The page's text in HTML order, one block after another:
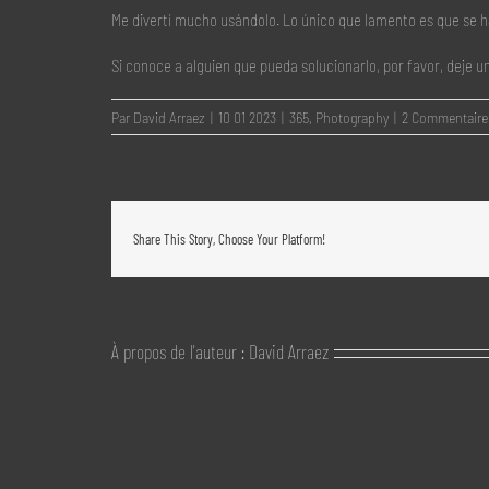
Me divertí mucho usándolo. Lo único que lamento es que
Si conoce a alguien que pueda solucionarlo, por favor, deje
Par David Arraez | 10 01 2023 | 365, Photography | 2
Share This Story, Choose Your Platform!
À propos de l'auteur : David Arraez